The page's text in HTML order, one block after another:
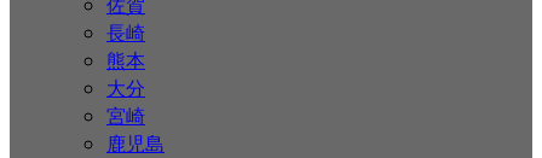
長崎
熊本
大分
宮崎
鹿児島